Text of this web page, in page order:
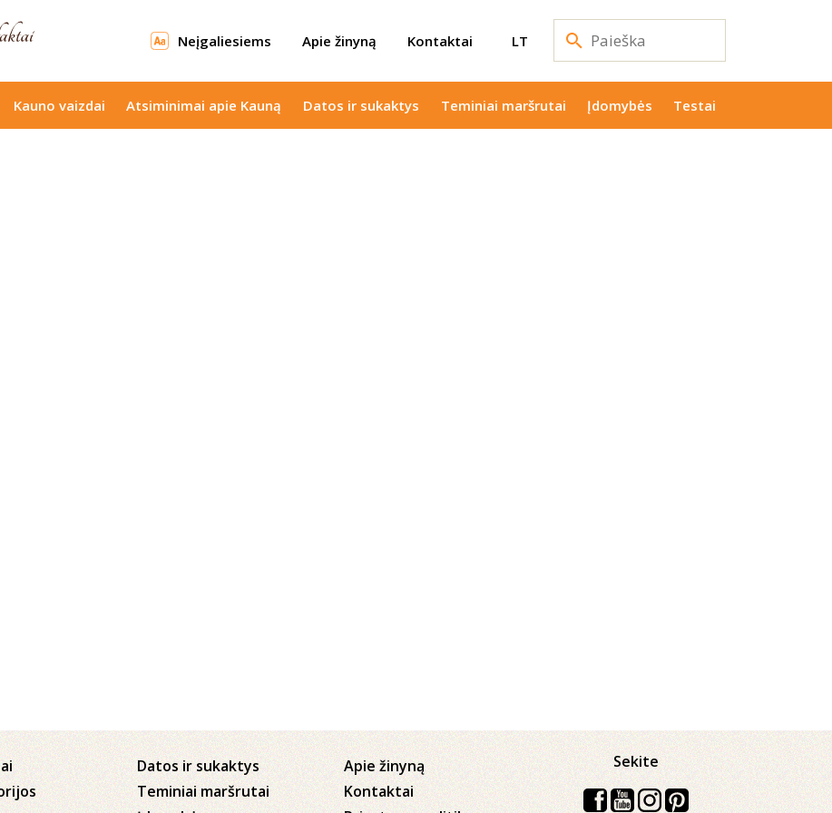
Neįgaliesiems Apie žinyną Kontaktai LT
Kauno vaizdai Atsiminimai apie Kauną Datos ir sukaktys Teminiai maršrutai Įdomybės Testai
Datos ir sukaktys
Teminiai maršrutai
Apie žinyną
Kontaktai
Sekite